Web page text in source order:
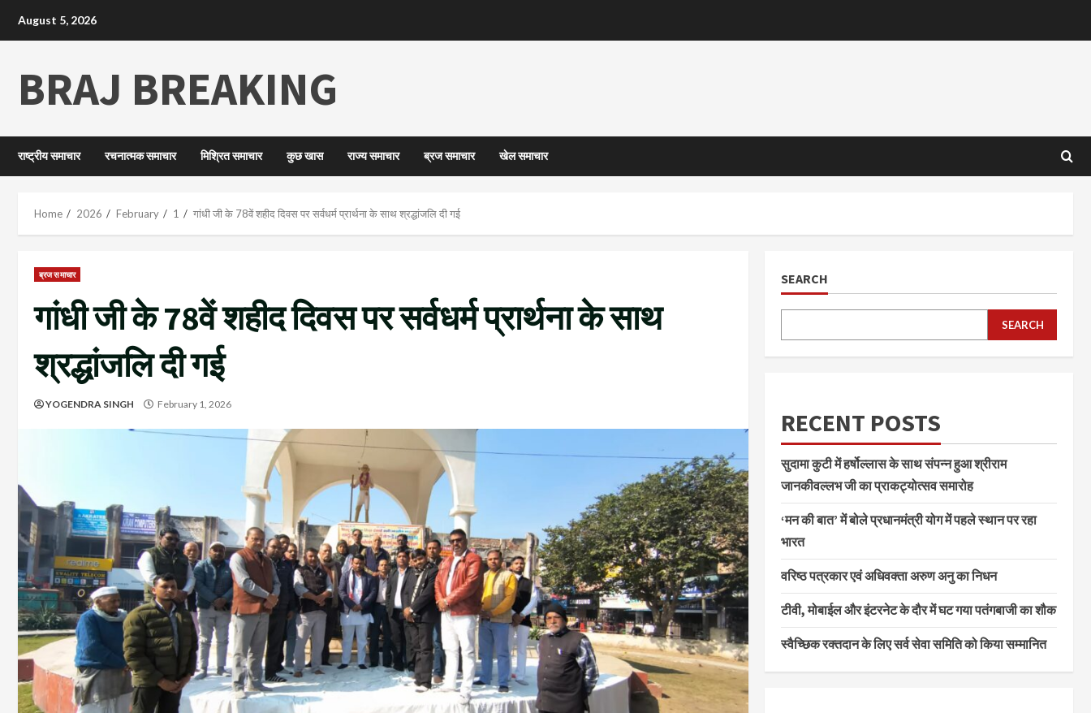
August 5, 2026
BRAJ BREAKING
राष्ट्रीय समाचार रचनात्मक समाचार मिश्रित समाचार कुछ खास राज्य समाचार ब्रज समाचार खेल समाचार
Home 2026 February 1 गांधी जी के 78वें शहीद दिवस पर सर्वधर्म प्रार्थना के साथ श्रद्धांजलि दी गई
ब्रज समाचार
गांधी जी के 78वें शहीद दिवस पर सर्वधर्म प्रार्थना के साथ
श्रद्धांजलि दी गई
YOGENDRA SINGH February 1, 2026
SEARCH
SEARCH
RECENT POSTS
सुदामा कुटी में हर्षोल्लास के साथ संपन्न हुआ श्रीराम
जानकीवल्लभ जी का प्राकट्योत्सव समारोह
‘मन की बात’ में बोले प्रधानमंत्री योग में पहले स्थान पर रहा
भारत
वरिष्ठ पत्रकार एवं अधिवक्ता अरुण अनु का निधन
टीवी, मोबाईल और इंटरनेट के दौर में घट गया पतंगबाजी का शौक
स्वैच्छिक रक्तदान के लिए सर्व सेवा समिति को किया सम्मानित